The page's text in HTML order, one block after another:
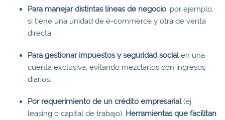
Para manejar distintas líneas de negocio: por ejemplo,
si tiene una unidad de e-commerce y otra de venta
directa.
Para gestionar impuestos y seguridad socialen una
cuenta exclusiva, evitando mezclarlos con ingresos
diarios.
Por requerimiento de un crédito empresarial(ej.
leasing o capital de trabajo). Herramientas que facilitan